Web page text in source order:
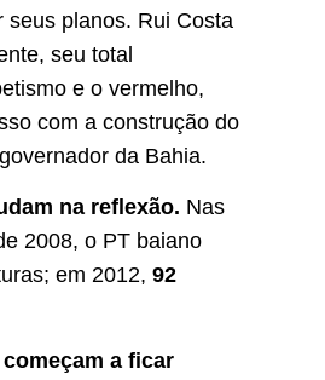
seus planos. Rui Costa
seu total
e o vermelho,
com a construção do
da Bahia.
na reflexão. Nas
2008, o PT baiano
em 2012, 92
a ficar